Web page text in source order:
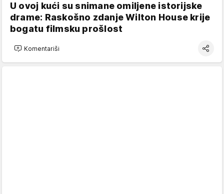
U ovoj kući su snimane omiljene istorijske
drame: Raskošno zdanje Wilton House krije
bogatu filmsku prošlost
Komentariši